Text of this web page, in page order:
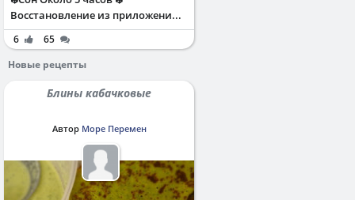
Восстановление из приложени...
6
65
Новые рецепты
Блины кабачковые
Автор Море Перемен